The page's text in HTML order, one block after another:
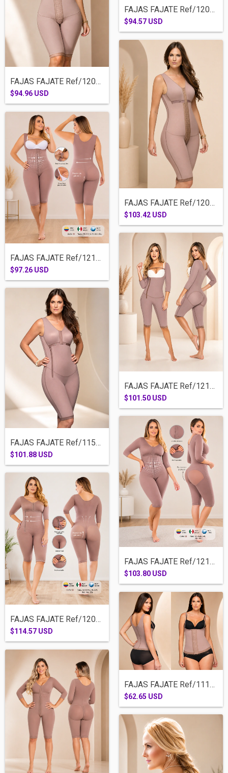
FAJAS FAJATE Ref/12047-RODILLA SISA BROC...
$94.96 USD
FAJAS FAJATE Ref/12021-RODILLA SISA CIER...
$94.57 USD
FAJAS FAJATE Ref/12186-RODILLA TIRA ANCH...
$97.26 USD
FAJAS FAJATE Ref/12052-RODILLA BRASIER B...
$103.42 USD
FAJAS FAJATE Ref/11541-RODILLA BRASIER C...
$101.88 USD
FAJAS FAJATE Ref/12174-RODILLA CIERRE LA...
$101.50 USD
FAJAS FAJATE Ref/12008-RODILLA BRASIER M...
$114.57 USD
FAJAS FAJATE Ref/12103-RODILLA BRASIER M...
$103.80 USD
FAJAS FAJATE Ref/11173-CINTURILLA SISA B...
$62.65 USD